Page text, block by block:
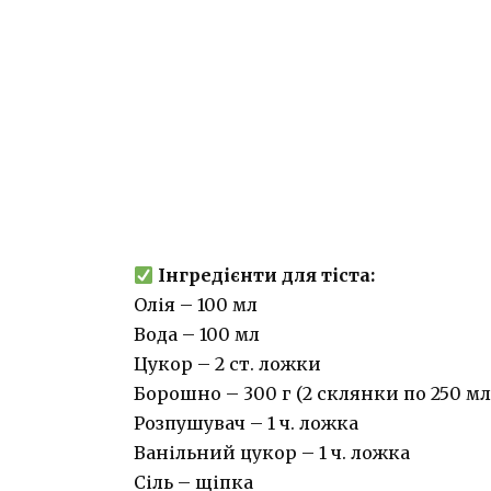
Інгредієнти для тіста:
Олія – 100 мл
Вода – 100 мл
Цукор – 2 ст. ложки
Борошно – 300 г (2 склянки по 250
Розпушувач – 1 ч. ложка
Ванільний цукор – 1 ч. ложка
Сіль – щіпка